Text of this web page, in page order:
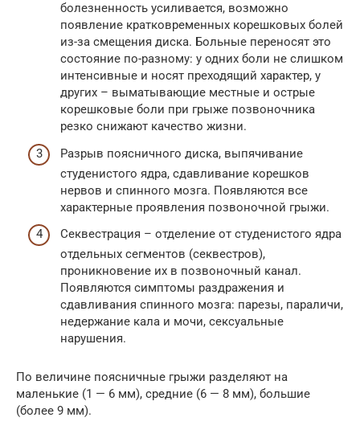
болезненность усиливается, возможно
появление кратковременных корешковых болей
из-за смещения диска. Больные переносят это
состояние по-разному: у одних боли не слишком
интенсивные и носят преходящий характер, у
других – выматывающие местные и острые
корешковые боли при грыже позвоночника
резко снижают качество жизни.
Разрыв поясничного диска, выпячивание
студенистого ядра, сдавливание корешков
нервов и спинного мозга. Появляются все
характерные проявления позвоночной грыжи.
Секвестрация – отделение от студенистого ядра
отдельных сегментов (секвестров),
проникновение их в позвоночный канал.
Появляются симптомы раздражения и
сдавливания спинного мозга: парезы, параличи,
недержание кала и мочи, сексуальные
нарушения.
По величине поясничные грыжи разделяют на
маленькие (1 — 6 мм), средние (6 — 8 мм), большие
(более 9 мм).